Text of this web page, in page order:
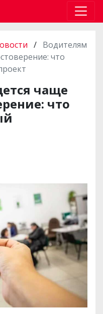
/ Водителям
что
чаще
что